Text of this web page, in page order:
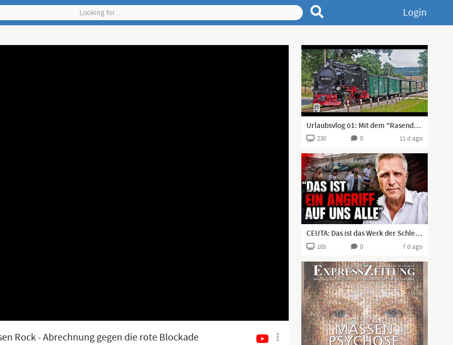
Login
Rock - Abrechnung gegen die rote Blockade
Urlaubsvlog 01: Mit dem "Rasenden Roland" unterwegs auf Rügen
230 0 11 d ago
CEUTA: Das ist das Werk der Schlepper-NGOs und Globalisten!
165 0 7 d ago